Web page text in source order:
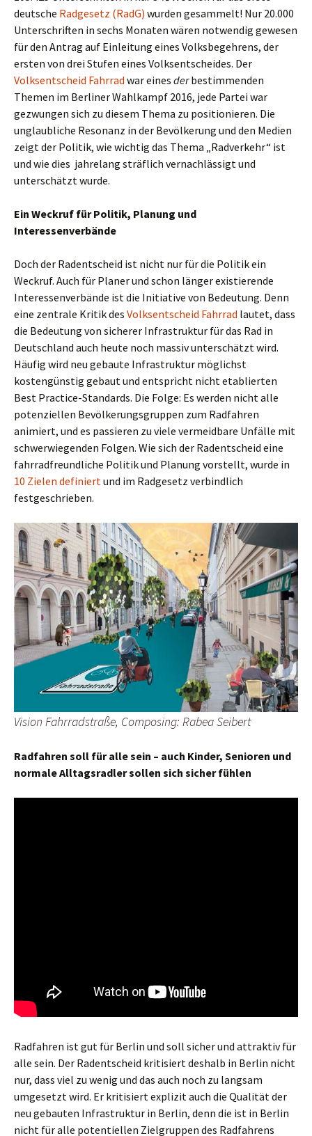
deutsche Radgesetz (RadG) wurden gesammelt! Nur 20.000
Unterschriften in sechs Monaten wären notwendig gewesen
für den Antrag auf Einleitung eines Volksbegehrens, der
ersten von drei Stufen eines Volksentscheides. Der
Volksentscheid Fahrrad war eines derbestimmenden
Themen im Berliner Wahlkampf 2016, jede Partei war
gezwungen sich zu diesem Thema zu positionieren. Die
unglaubliche Resonanz in der Bevölkerung und den Medien
zeigt der Politik, wie wichtig das Thema „Radverkehr“ ist
und wie dies jahrelang sträflich vernachlässigt und
unterschätzt wurde.
Ein Weckruf für Politik, Planung und
Interessenverbände
Doch der Radentscheid ist nicht nur für die Politik ein
Weckruf. Auch für Planer und schon länger existierende
Interessenverbände ist die Initiative von Bedeutung. Denn
eine zentrale Kritik des Volksentscheid Fahrrad lautet, dass
die Bedeutung von sicherer Infrastruktur für das Rad in
Deutschland auch heute noch massiv unterschätzt wird.
Häufig wird neu gebaute Infrastruktur möglichst
kostengünstig gebaut und entspricht nicht etablierten
Best Practice-Standards. Die Folge: Es werden nicht alle
potenziellen Bevölkerungsgruppen zum Radfahren
animiert, und es passieren zu viele vermeidbare Unfälle mit
schwerwiegenden Folgen. Wie sich der Radentscheid eine
fahrradfreundliche Politik und Planung vorstellt, wurde in
10 Zielen definiertund im Radgesetz verbindlich
festgeschrieben.
Vision Fahrradstraße, Composing: Rabea Seibert
Radfahren soll für alle sein – auch Kinder, Senioren und
normale Alltagsradler sollen sich sicher fühlen
Radfahren ist gut für Berlin und soll sicher und attraktiv für
alle sein. Der Radentscheid kritisiert deshalb in Berlin nicht
nur, dass viel zu wenig und das auch noch zu langsam
umgesetzt wird. Er kritisiert explizit auch die Qualität der
neu gebauten Infrastruktur in Berlin, denn die ist in Berlin
nicht für alle potentiellen Zielgruppen des Radfahrens